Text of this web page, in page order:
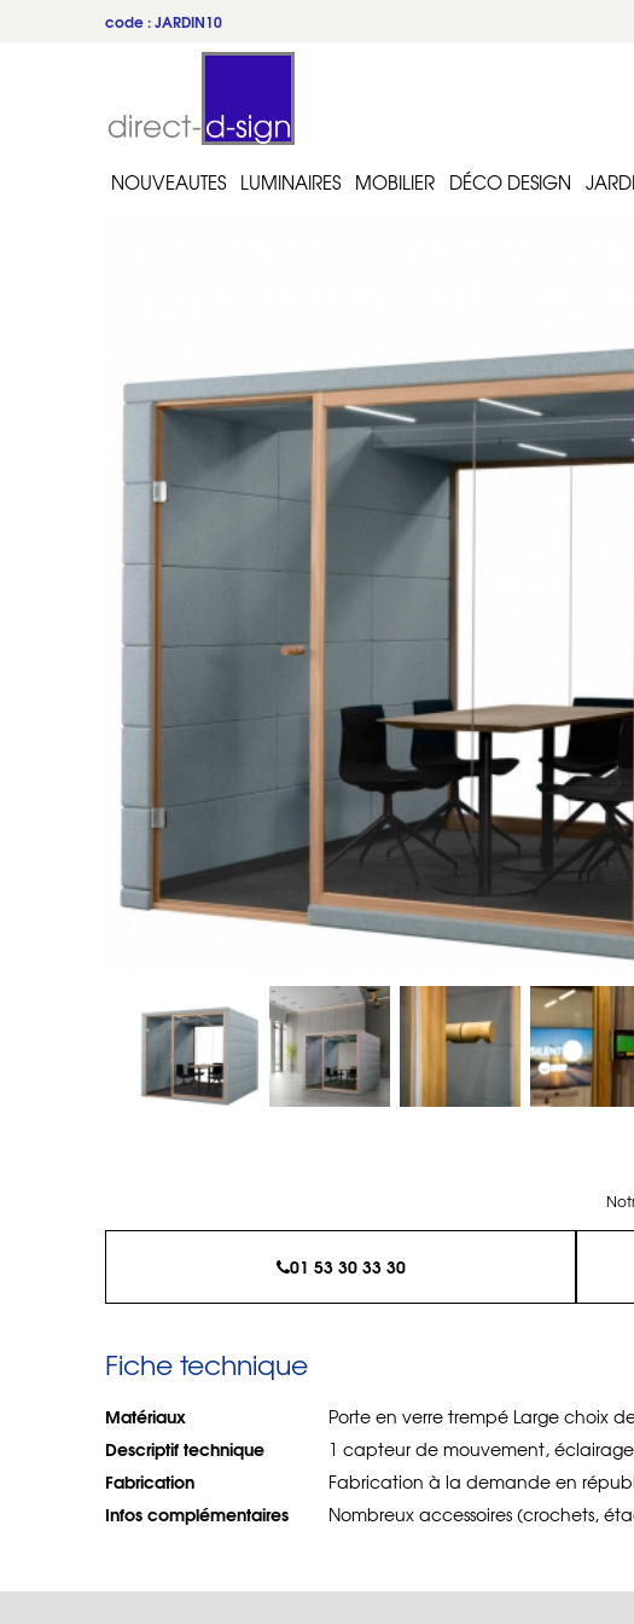
code : JARDIN10
NOUVEAUTES LUMINAIRES MOBILIER DÉCO DESIGN
01 53 30 33 30
Fiche technique
Matériaux Porte en verre trempé Large choix
Descriptif technique 1 capteur de mouvement,
Fabrication Fabrication à la demande en
Infos complémentaires Nombreux accessoires (crochets,